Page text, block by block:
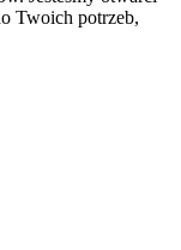
Twoich potrzeb,